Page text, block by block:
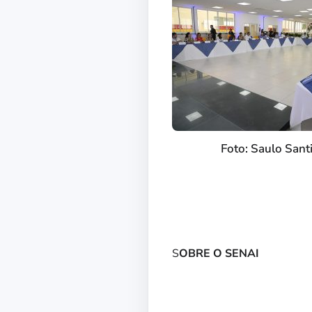
Foto: Saulo
SOBRE O SENAI